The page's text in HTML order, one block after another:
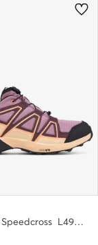
Bakancs · Speedcross L49308900 · Rózsaszín